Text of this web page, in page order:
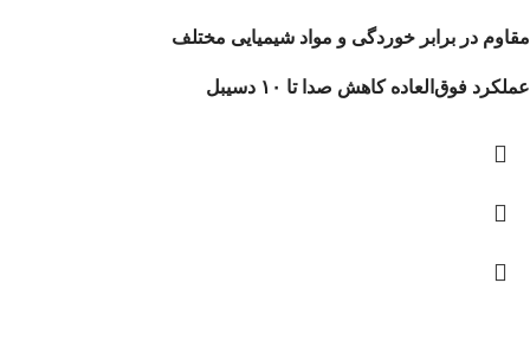
مقاوم در برابر خوردگی و مواد شیمیایی مختلف
عملکرد فوق‌العاده کاهش صدا تا ۱۰ دسیبل